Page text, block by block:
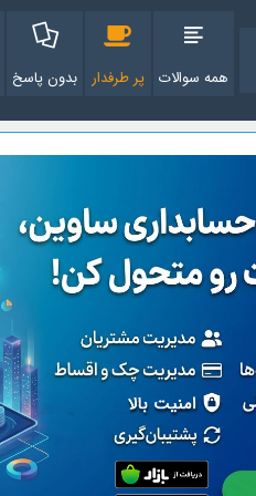
همه سوالات پر طرفدار بدون پاسخ